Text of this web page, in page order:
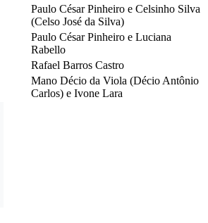
Paulo César Pinheiro e Celsinho Silva
(Celso José da Silva)
Paulo César Pinheiro e Luciana
Rabello
Rafael Barros Castro
Mano Décio da Viola (Décio Antônio
Carlos) e Ivone Lara